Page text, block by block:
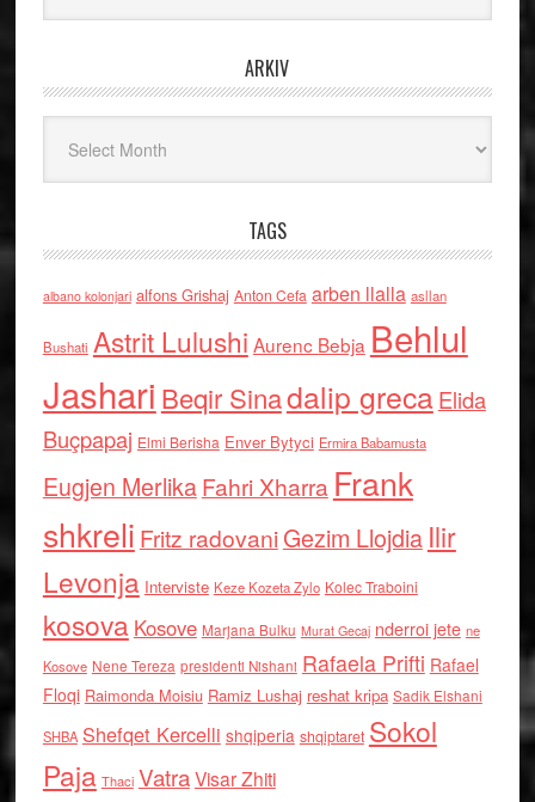
ARKIV
TAGS
albano kolonjari alfons Grishaj Anton Cefa arben llalla asllan
Bushati Astrit Lulushi Aurenc Bebja Behlul
Jashari Beqir Sinadalip grecaElida
Buçpapaj Elmi Berisha Enver Bytyci Ermira Babamusta
Eugjen MerlikaFahri Xharra Frank
shkreli Fritz radovaniGezim Llojdia Ilir
Levonja Interviste Keze Kozeta Zylo Kolec Traboini
kosova Kosove Marjana Bulku Murat Gecaj nderroi jete ne
Kosove Nene Tereza presidenti Nishani Rafaela Prifti Rafael
Floqi Raimonda Moisiu Ramiz Lushaj reshat kripa Sadik Elshani
SHBA Shefqet Kercelli shqiperia shqiptaret Sokol
Paja Thaci VatraVisar Zhiti